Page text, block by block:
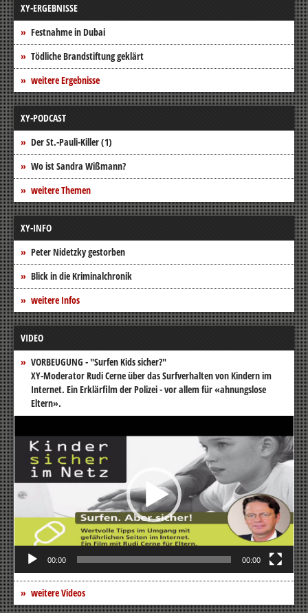
XY-ERGEBNISSE
Festnahme in Dubai
Tödliche Brandstiftung geklärt
weitere Ergebnisse
XY-PODCAST
Der St.-Pauli-Killer (1)
Wo ist Sandra Wißmann?
weitere Themen
XY-INFO
Peter Nidetzky gestorben
Blick in die Kriminalchronik
weitere Infos
VIDEO
VORBEUGUNG - "Surfen Kids sicher?"
XY-Moderator Rudi Cerne über das Surfverhalten von Kindern im
Internet. Ein Erklärfilm der Polizei - vor allem für «ahnungslose
Eltern».
Video-
00:00 00:00
weitere Videos